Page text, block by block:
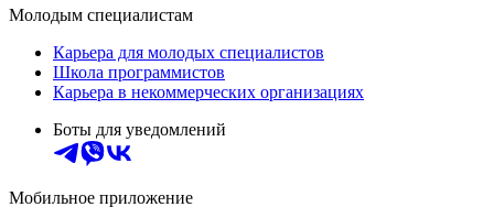
Молодым специалистам
Карьера для молодых специалистов
Школа программистов
Карьера в некоммерческих организациях
Боты для уведомлений
Мобильное приложение